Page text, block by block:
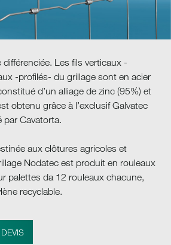
différenciée. Les fils verticaux -
-profilés- du grillage sont en acier
d’un alliage de zinc (95%) et
obtenu grâce à l’exclusif Galvatec
Cavatorta.
aux clôtures agricoles et
Nodatec est produit en rouleaux
palettes da 12 rouleaux chacune,
recyclable.